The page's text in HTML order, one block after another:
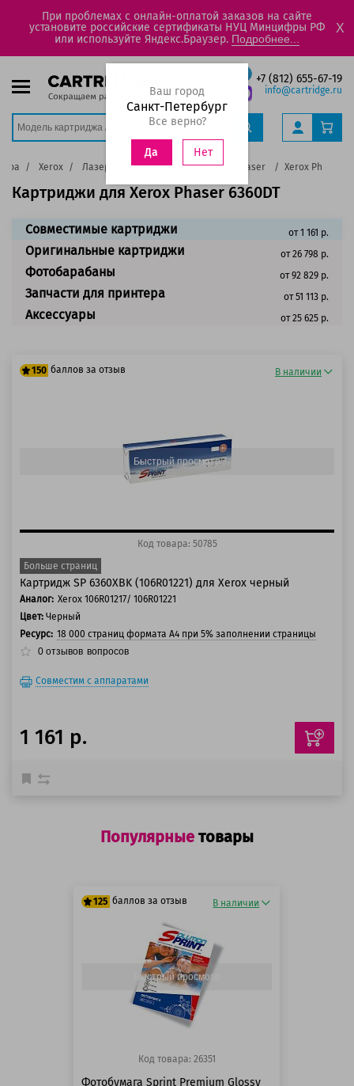
При проблемах с онлайн-оплатой заказов на сайте
установите российские сертификаты НУЦ Минцифры РФ
или используйте Яндекс.Браузер. Подробнее...
X
+7 (812) 655-67-19
info@cartridge.ru
Ваш город
Санкт-Петербург
Все верно?
Да Нет
Xerox Лазерные цветные принтеры Phaser Xerox Phaser
Картриджи для Xerox Phaser 6360DT
Совместимые картриджи от 1 161 р.
Оригинальные картриджи от 26 798 р.
Фотобарабаны от 92 829 р.
Запчасти для принтера от 51 113 р.
Аксессуары от 25 625 р.
150 баллов за отзыв В наличии
Быстрый просмотр
Код товара: 50785
Больше страниц
Картридж SP 6360XBK (106R01221) для Xerox черный
Аналог: Xerox 106R01217/ 106R01221
Цвет: Черный
Ресурс: 18 000 страниц формата А4 при 5% заполнении страницы
0 отзывов вопросов
Совместим с аппаратами
1 161 р.
Популярные товары
125 баллов за отзыв
125 баллов
125 баллов
В наличии
Быстрый просмотр
Код товара: 26351
Фотобумага Sprint Premium Glossy